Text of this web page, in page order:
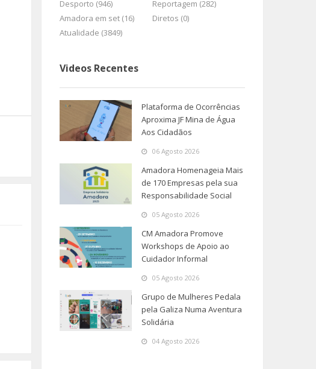
Desporto (946)
Reportagem (282)
Amadora em set (16)
Diretos (0)
Atualidade (3849)
Videos Recentes
Plataforma de Ocorrências
Aproxima JF Mina de Água
Aos Cidadãos
06 Agosto 2026
Amadora Homenageia Mais
de 170 Empresas pela sua
Responsabilidade Social
05 Agosto 2026
CM Amadora Promove
Workshops de Apoio ao
Cuidador Informal
05 Agosto 2026
Grupo de Mulheres Pedala
pela Galiza Numa Aventura
Solidária
04 Agosto 2026